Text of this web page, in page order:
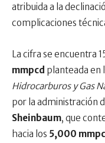
atribuida a la
complicaciones
La cifra se encuentra
mmpcd planteada en
Hidrocarburos y Gas
por la administración
Sheinbaum, que
hacia los 5,000